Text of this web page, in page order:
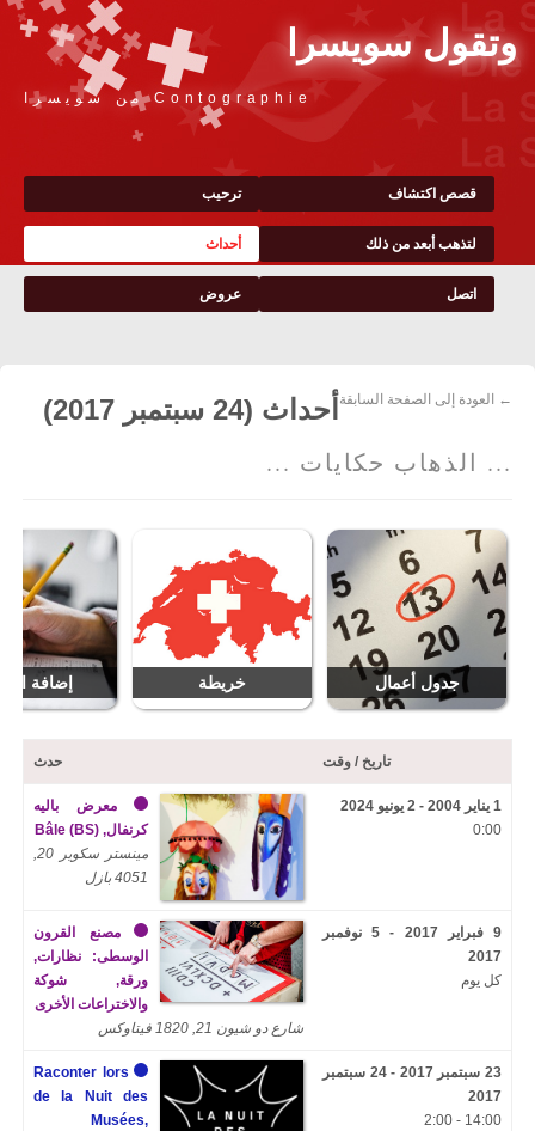
وتقول سويسرا
Contographie من سويسرا
ترحيب قصص اكتشاف
أحداث لتذهب أبعد من ذلك
عروض اتصل
← العودة إلى الصفحة السابقة
أحداث (24 سبتمبر 2017)
... الذهاب حكايات ...
جدول أعمال خريطة إضافة
تاريخ / وقت حدث
1 يناير 2004 - 2 يونيو 2024
0:00
معرض باليه
كرنفال, Bâle (BS)
مينستر سكوير 20,
4051 بازل
9 فبراير 2017 - 5 نوفمبر
2017
كل يوم
مصنع القرون
الوسطى: نظارات,
ورقة, شوكة
والاختراعات الأخرى
شارع دو شيون 21, 1820 فيتاوكس
23 سبتمبر 2017 - 24 سبتمبر
2017
14:00 - 2:00
Raconter lors
de la Nuit des
Musées,